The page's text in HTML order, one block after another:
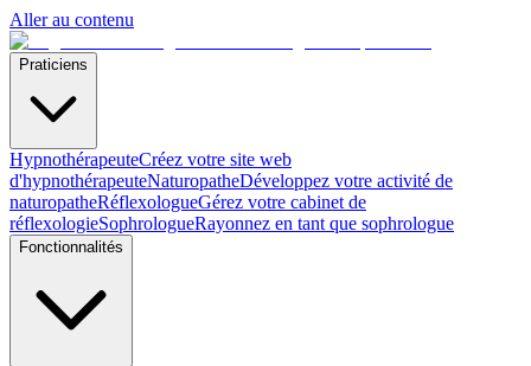
Aller au contenu
Praticiens
HypnothérapeuteCréez votre site web
d'hypnothérapeuteNaturopatheDéveloppez votre activité de
naturopatheRéflexologueGérez votre cabinet de
réflexologieSophrologueRayonnez en tant que sophrologue
Fonctionnalités